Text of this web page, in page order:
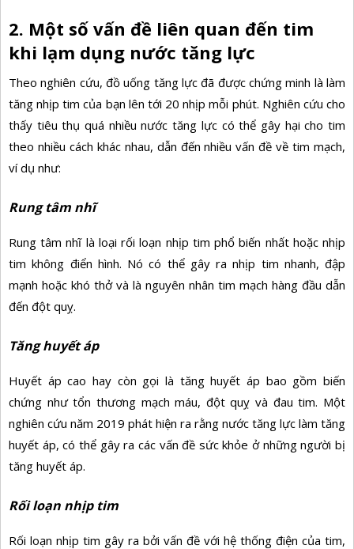
2. Một số vấn đề liên quan đến tim
khi lạm dụng nước tăng lực
Theo nghiên cứu, đồ uống tăng lực đã được chứng minh là làm
tăng nhịp tim của bạn lên tới 20 nhịp mỗi phút. Nghiên cứu cho
thấy tiêu thụ quá nhiều nước tăng lực có thể gây hại cho tim
theo nhiều cách khác nhau, dẫn đến nhiều vấn đề về tim mạch,
ví dụ như:
Rung tâm nhĩ
Rung tâm nhĩ là loại rối loạn nhịp tim phổ biến nhất hoặc nhịp
tim không điển hình. Nó có thể gây ra nhịp tim nhanh, đập
mạnh hoặc khó thở và là nguyên nhân tim mạch hàng đầu dẫn
đến đột quỵ.
Tăng huyết áp
Huyết áp cao hay còn gọi là tăng huyết áp bao gồm biến
chứng như tổn thương mạch máu, đột quỵ và đau tim. Một
nghiên cứu năm 2019 phát hiện ra rằng nước tăng lực làm tăng
huyết áp, có thể gây ra các vấn đề sức khỏe ở những người bị
tăng huyết áp.
Rối loạn nhịp tim
Rối loạn nhịp tim gây ra bởi vấn đề với hệ thống điện của tim,